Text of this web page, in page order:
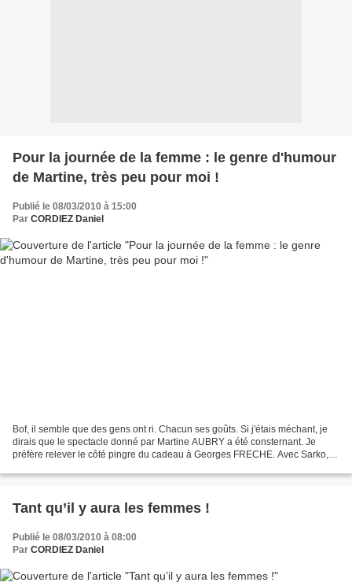
Pour la journée de la femme : le genre d'humour
de Martine, très peu pour moi !
Publié le 08/03/2010 à 15:00
Par CORDIEZ Daniel
Bof, il semble que des gens ont ri. Chacun ses goûts. Si j'étais méchant, je
dirais que le spectacle donné par Martine AUBRY a été consternant. Je
préfère relever le côté pingre du cadeau à Georges FRECHE. Avec Sarko,
Tant qu’il y aura les femmes !
Publié le 08/03/2010 à 08:00
Par CORDIEZ Daniel